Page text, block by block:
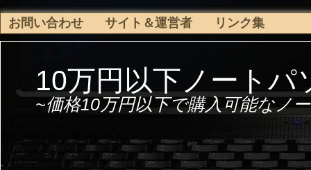
お問い合わせ サイト＆運営者 リンク集
10万円以下ノートパ
~価格10万円以下で購入可能なノ